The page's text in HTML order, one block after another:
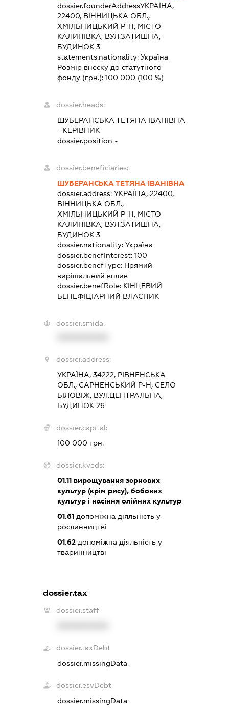
dossier.founderAddressУКРАЇНА,
22400, ВІННИЦЬКА ОБЛ.,
ХМІЛЬНИЦЬКИЙ Р-Н, МІСТО
КАЛИНІВКА, ВУЛ.ЗАТИШНА,
БУДИНОК 3
statements.nationality: Україна
Розмір внеску до статутного
фонду (грн.): 100 000 (100 %)
dossier.heads:
ШУБЕРАНСЬКА ТЕТЯНА ІВАНІВНА
- КЕРІВНИК
dossier.position -
dossier.beneficiaries:
ШУБЕРАНСЬКА ТЕТЯНА ІВАНІВНА
dossier.address: УКРАЇНА, 22400,
ВІННИЦЬКА ОБЛ.,
ХМІЛЬНИЦЬКИЙ Р-Н, МІСТО
КАЛИНІВКА, ВУЛ.ЗАТИШНА,
БУДИНОК 3
dossier.nationality: Україна
dossier.benefInterest: 100
dossier.benefType: Прямий
вирішальний вплив
dossier.benefRole: КІНЦЕВИЙ
БЕНЕФІЦІАРНИЙ ВЛАСНИК
dossier.smida:
dossier.address:
УКРАЇНА, 34222, РІВНЕНСЬКА
ОБЛ., САРНЕНСЬКИЙ Р-Н, СЕЛО
БІЛОВІЖ, ВУЛ.ЦЕНТРАЛЬНА,
БУДИНОК 26
dossier.capital:
100 000 грн.
dossier.kveds:
01.11вирощування зернових
культур (крім рису), бобових
культур і насіння олійних культур
01.61допоміжна діяльність у
рослинництві
01.62допоміжна діяльність у
тваринництві
dossier.tax
dossier.staff
dossier.taxDebt
dossier.missingData
dossier.esvDebt
dossier.missingData